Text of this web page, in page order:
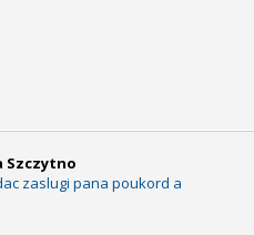
Szczytno
zaslugi pana poukord a